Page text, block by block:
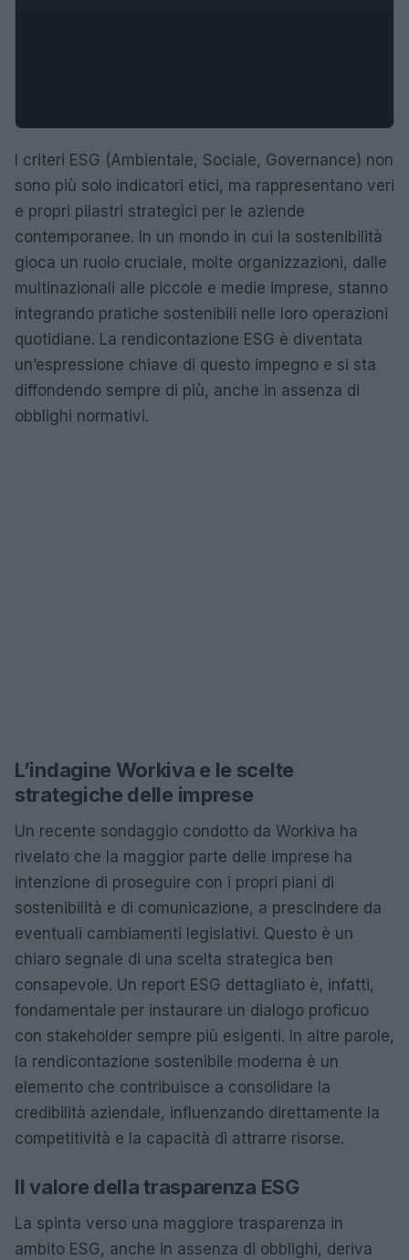
I criteri ESG (Ambientale, Sociale, Governance) non
sono più solo indicatori etici, ma rappresentano veri
e propri pilastri strategici per le aziende
contemporanee. In un mondo in cui la sostenibilità
gioca un ruolo cruciale, molte organizzazioni, dalle
multinazionali alle piccole e medie imprese, stanno
integrando pratiche sostenibili nelle loro operazioni
quotidiane. La rendicontazione ESG è diventata
un’espressione chiave di questo impegno e si sta
diffondendo sempre di più, anche in assenza di
obblighi normativi.
L’indagine Workiva e le scelte
strategiche delle imprese
Un recente sondaggio condotto da Workiva ha
rivelato che la maggior parte delle imprese ha
intenzione di proseguire con i propri piani di
sostenibilità e di comunicazione, a prescindere da
eventuali cambiamenti legislativi. Questo è un
chiaro segnale di una scelta strategica ben
consapevole. Un report ESG dettagliato è, infatti,
fondamentale per instaurare un dialogo proficuo
con stakeholder sempre più esigenti. In altre parole,
la rendicontazione sostenibile moderna è un
elemento che contribuisce a consolidare la
credibilità aziendale, influenzando direttamente la
competitività e la capacità di attrarre risorse.
Il valore della trasparenza ESG
La spinta verso una maggiore trasparenza in
ambito ESG, anche in assenza di obblighi, deriva